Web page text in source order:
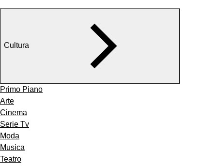
Cultura
Primo Piano
Arte
Cinema
Serie Tv
Moda
Musica
Teatro